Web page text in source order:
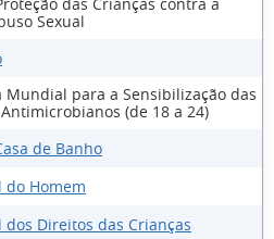
das Crianças contra a
Sexual
Mundial para a Sensibilização das
(de 18 a 24)
de Banho
do Homem
Direitos das Crianças